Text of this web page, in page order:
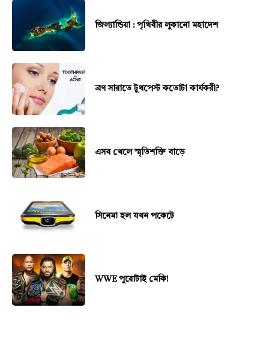
জিল্যান্ডিয়া : পৃথিবীর লুকানো মহাদেশ
ব্রণ সারাতে টুথপেস্ট কতোটা কার্যকরী?
এসব খেলে স্মৃতিশক্তি বাড়ে
সিনেমা হল যখন পকেটে
WWE পুরোটাই মেকি!